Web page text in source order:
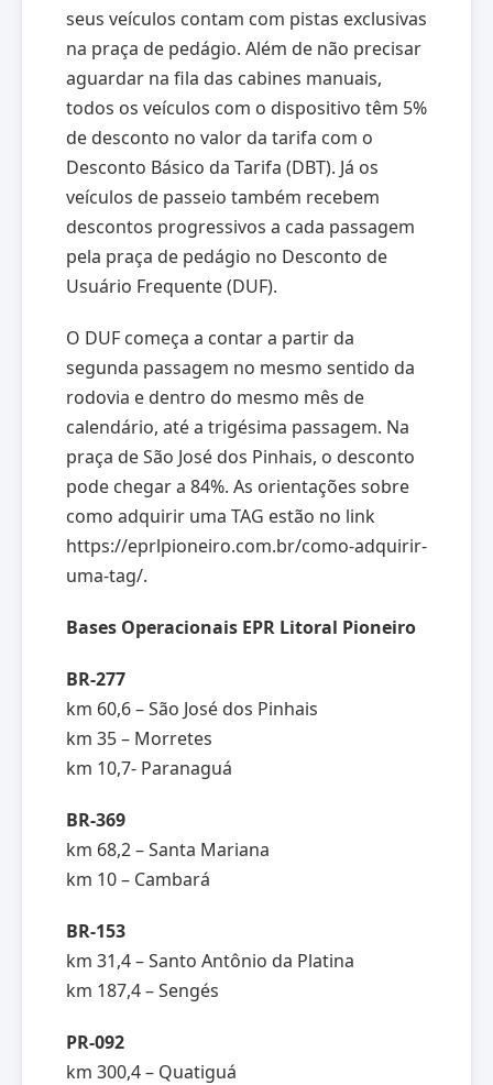
seus veículos contam com pistas exclusivas
na praça de pedágio. Além de não precisar
aguardar na fila das cabines manuais,
todos os veículos com o dispositivo têm 5%
de desconto no valor da tarifa com o
Desconto Básico da Tarifa (DBT). Já os
veículos de passeio também recebem
descontos progressivos a cada passagem
pela praça de pedágio no Desconto de
Usuário Frequente (DUF).
O DUF começa a contar a partir da
segunda passagem no mesmo sentido da
rodovia e dentro do mesmo mês de
calendário, até a trigésima passagem. Na
praça de São José dos Pinhais, o desconto
pode chegar a 84%. As orientações sobre
como adquirir uma TAG estão no link
https://eprlpioneiro.com.br/como-adquirir-
uma-tag/.
Bases Operacionais EPR Litoral Pioneiro
BR-277
km 60,6 – São José dos Pinhais
km 35 – Morretes
km 10,7- Paranaguá
BR-369
km 68,2 – Santa Mariana
km 10 – Cambará
BR-153
km 31,4 – Santo Antônio da Platina
km 187,4 – Sengés
PR-092
km 300,4 – Quatiguá